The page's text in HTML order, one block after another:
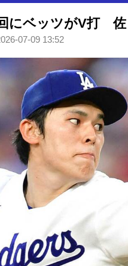
07-09 13:52